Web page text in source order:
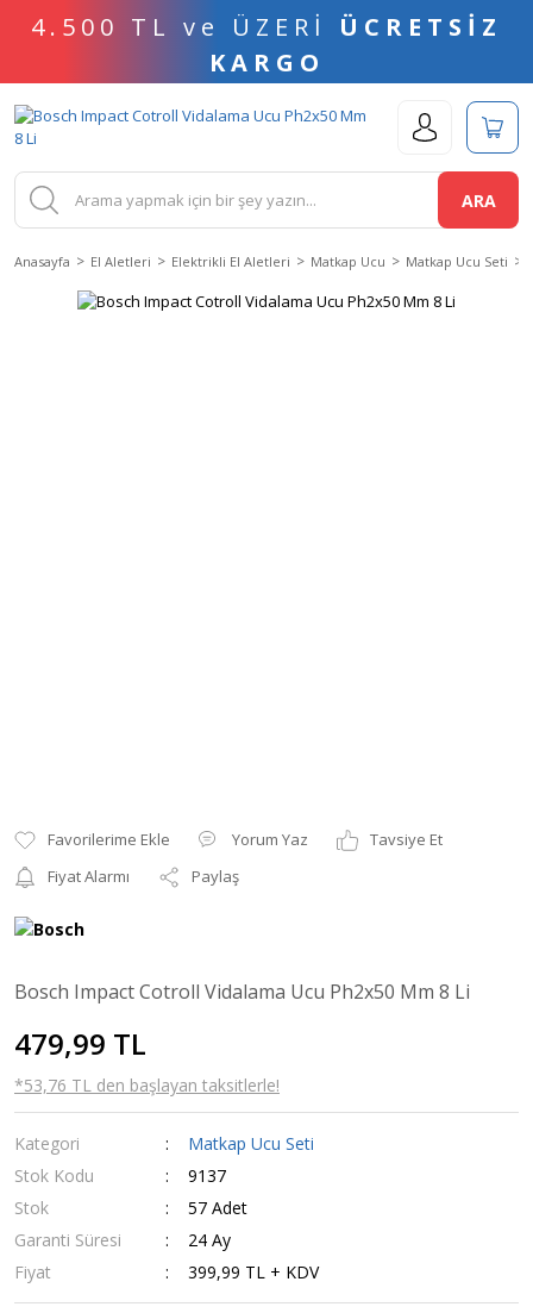
4.500 TL ve ÜZERİ ÜCRETSİZ
KARGO
ARA
Anasayfa El Aletleri Elektrikli El Aletleri Matkap Ucu Matkap Ucu Seti
Yorum Yaz
Tavsiye Et
Fiyat Alarmı
Paylaş
Bosch Impact Cotroll Vidalama Ucu Ph2x50 Mm 8 Li
479,99 TL
*53,76 TL den başlayan taksitlerle!
Kategori
Matkap Ucu Seti
Stok Kodu
9137
Stok
57 Adet
Garanti Süresi
24 Ay
Fiyat
399,99 TL + KDV